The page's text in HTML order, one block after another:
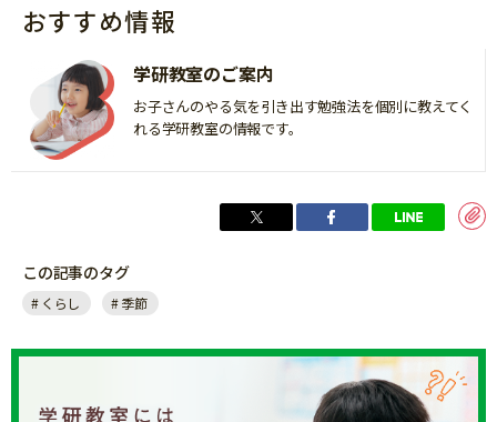
おすすめ情報
学研教室のご案内
お子さんのやる気を引き出す勉強法を個別に教えてく
れる学研教室の情報です。
この記事のタグ
くらし 季節